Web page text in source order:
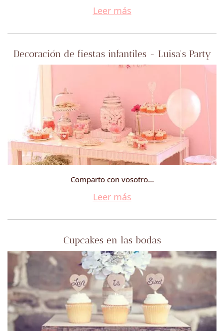
Leer más
Decoración de fiestas infantiles - Luisa's Party
Comparto con vosotro...
Leer más
Cupcakes en las bodas